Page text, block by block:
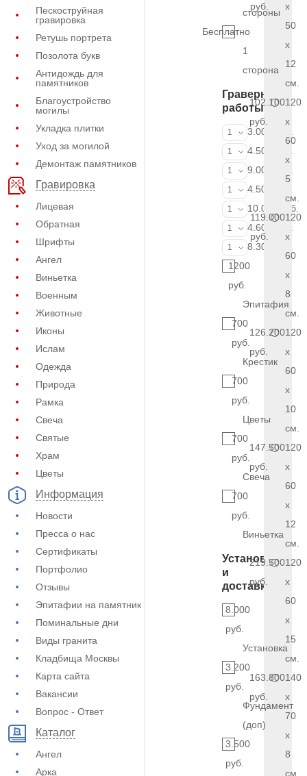
Пескоструйная
гравировка
Ретушь портрета
Позолота букв
Антидождь для
памятников
Благоустройство
могилы
Укладка плитки
Уход за могилой
Демонтаж памятников
Гравировка
Лицевая
Обратная
Шрифты
Ангел
Виньетка
Военным
Животные
Иконы
Ислам
Одежда
Природа
Рамка
Свеча
Святые
Храм
Цветы
Информация
Новости
Пресса о нас
Сертификаты
Портфолио
Отзывы
Эпитафии на памятник
Поминальные дни
Виды гранита
Кладбища Москвы
Карта сайта
Вакансии
Вопрос - Ответ
Каталог
Ангел
Арка
стороны
Бесплатно
1
сторона
Граверные
работы
ФИО и даты
1
3.000 руб.
ФИО и даты
1
4.500 руб.
ФИО и даты
1
9.000 руб.
Портрет
1
4.500 руб.
Портрет
1
10.000 руб.
Фотокерамика
1
4.600 руб.
Фото на
1
8.300 руб.
1200
руб.
Эпитафия
700
руб.
Крестик
700
руб.
Цветы
700
руб.
Свеча
700
руб.
Виньетка
Установка
и
доставка
8.000
руб.
Установка
3.200
руб.
Фундамент
(доп)
3.500
руб.
руб.
x
50
x
12
см.
102.100
руб.
120
x
60
x
5
см.
119.000
руб.
120
x
60
x
8
см.
126.200
руб.
120
x
60
x
10
см.
147.500
руб.
120
x
60
x
12
см.
219.500
руб.
120
x
60
x
15
см.
163.800
руб.
140
x
70
x
8
см.